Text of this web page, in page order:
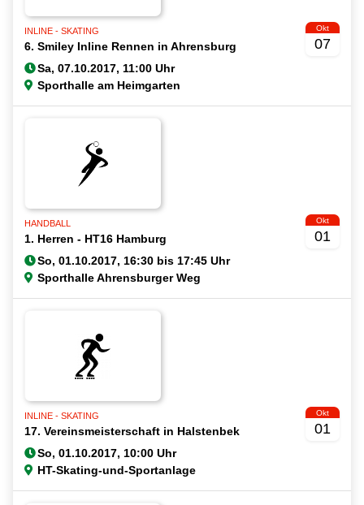
INLINE - SKATING
6. Smiley Inline Rennen in Ahrensburg
Sporthalle am Heimgarten
Okt
07
HANDBALL
1. Herren - HT16 Hamburg
Sporthalle Ahrensburger Weg
Okt
01
INLINE - SKATING
17. Vereinsmeisterschaft in Halstenbek
HT-Skating-und-Sportanlage
Okt
01